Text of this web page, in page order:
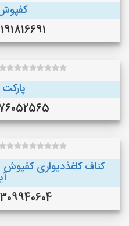
09191816691
09176052565
کناف کاغذدیواری
09309940604